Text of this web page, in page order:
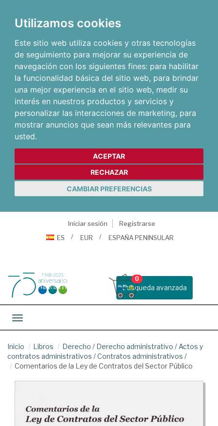
Utilizamos cookies
Este sitio web utiliza cookies y otras tecnologías
de seguimiento para mejorar su experiencia de
navegación con los siguientes fines: para habilitar
la funcionalidad básica del sitio web, para brindar
una mejor experiencia en el sitio web, medir su
interés en nuestros productos y servicios y
personalizar las interacciones de marketing, para
mostrar anuncios que sean más relevantes para
usted.
ACEPTAR
RECHAZAR
CAMBIAR PREFERENCIAS
Iniciar sesión
Registrarse
ES
EUR ESPAÑA PENINSULAR
Busqueda avanzada
0
Toggle navigation
Inicio Libros Derecho / Derecho administrativo / Actos y
contratos administrativos /Contratos administrativos /
Comentarios de la Ley de Contratos del Sector Público